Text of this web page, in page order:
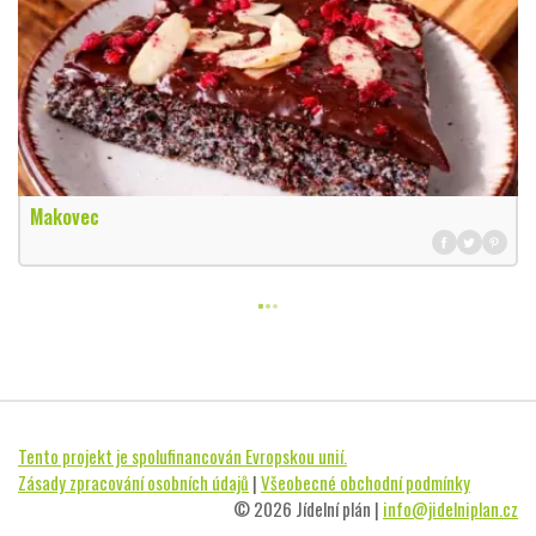
Makovec
Tento projekt je spolufinancován Evropskou unií.
Zásady zpracování osobních údajů |Všeobecné obchodní podmínky
© 2026 Jídelní plán | info@jidelniplan.cz